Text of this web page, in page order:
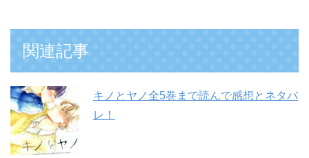
関連記事
キノとヤノ全5巻まで読んで感想とネタバ
レ！